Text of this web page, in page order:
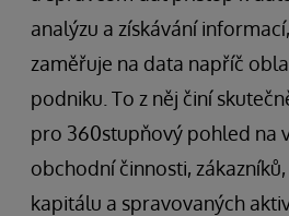
analýzu a získávání
zaměřuje na data napříč
podniku. To z něj činí
pro 360stupňový pohled na
obchodní činnosti,
kapitálu a spravovaných